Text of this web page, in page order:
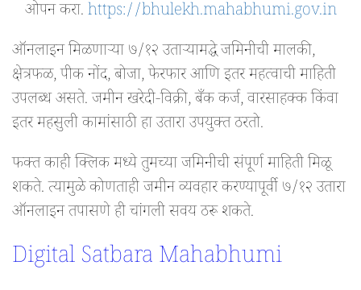
ओपन करा.https://bhulekh.mahabhumi.gov.in
ऑनलाइन मिळणाऱ्या ७/१२ उताऱ्यामद्धे जमिनीची मालकी,
क्षेत्रफळ, पीक नोंद, बोजा, फेरफार आणि इतर महत्वाची माहिती
उपलब्ध असते. जमीन खरेदी-विक्री, बँक कर्ज, वारसाहक्क किंवा
इतर महसुली कामांसाठी हा उतारा उपयुक्त ठरतो.
फक्त काही क्लिक मध्ये तुमच्या जमिनीची संपूर्ण माहिती मिळू
शकते. त्यामुळे कोणताही जमीन व्यवहार करण्यापूर्वी ७/१२ उतारा
ऑनलाइन तपासणे ही चांगली सवय ठरू शकते.
Digital Satbara Mahabhumi